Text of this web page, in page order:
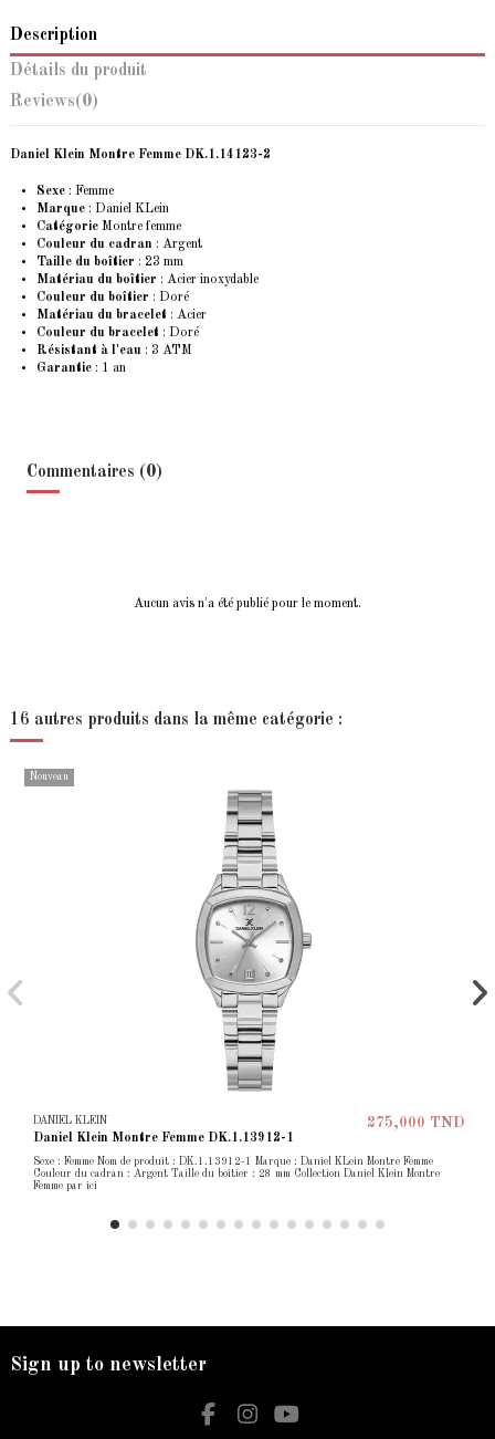
Description
Détails du produit
Reviews(0)
Daniel Klein Montre Femme DK.1.14123-2
Sexe : Femme
Marque : Daniel KLein
Catégorie Montre femme
Couleur du cadran : Argent
Taille du boîtier : 23 mm
Matériau du boîtier : Acier inoxydable
Couleur du boîtier : Doré
Matériau du bracelet : Acier
Couleur du bracelet : Doré
Résistant à l'eau : 3 ATM
Garantie : 1 an
Commentaires (0)
Aucun avis n'a été publié pour le moment.
16 autres produits dans la même catégorie :
Nouveau
DANIEL KLEIN
Daniel Klein Montre Femme DK.1.13912-1
275,000 TND
Sexe : Femme Nom de produit : DK.1.13912-1 Marque : Daniel KLein Montre Femme
Couleur du cadran : Argent Taille du boîtier : 28 mm Collection Daniel Klein Montre
Femme par ici
Sign up to newsletter